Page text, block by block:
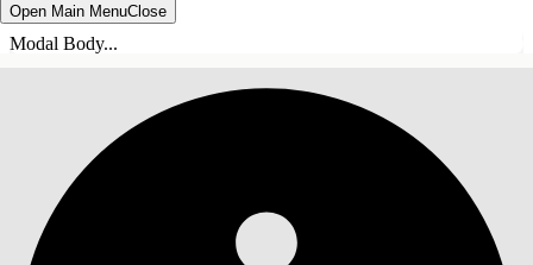
Open Main MenuClose
Modal Body...